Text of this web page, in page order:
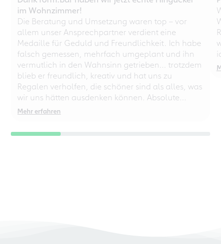
im Wohnzimmer!
Die Beratung und Umsetzung waren top – vor
allem unser Ansprechpartner verdient eine
Medaille für Geduld und Freundlichkeit. Ich habe
falsch gemessen, mehrfach umgeplant und ihn
vermutlich in den Wahnsinn getrieben… trotzdem
blieb er freundlich, kreativ und hat uns zu
Regalen verholfen, die schöner sind als alles, was
wir uns hätten ausdenken können. Absolute
Empfehlung – auch für chaotische
Mehr erfahren